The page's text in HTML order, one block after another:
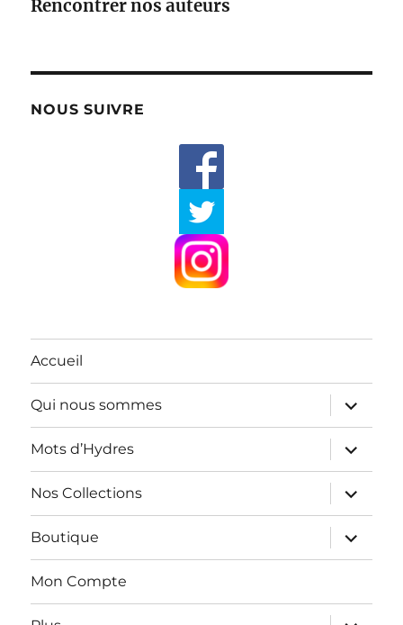
Rencontrer nos auteurs
NOUS SUIVRE
Accueil
Qui nous sommes
ouvrir
le
sous-
menu
Mots d’Hydres
ouvrir
le
sous-
menu
Nos Collections
ouvrir
le
sous-
menu
Boutique
ouvrir
le
sous-
Mon Compte
ouvrir